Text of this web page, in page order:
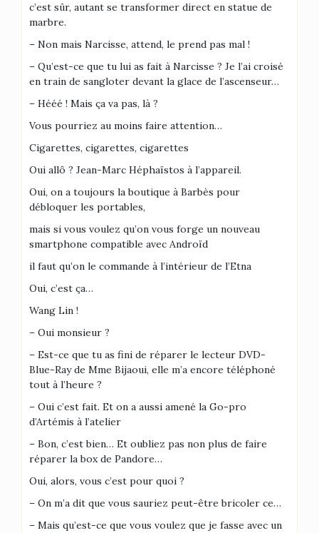
c’est sûr, autant se transformer direct en statue de
marbre.
– Non mais Narcisse, attend, le prend pas mal !
– Qu’est-ce que tu lui as fait à Narcisse ? Je l’ai croisé
en train de sangloter devant la glace de l’ascenseur…
– Hééé ! Mais ça va pas, là ?
Vous pourriez au moins faire attention…
Cigarettes, cigarettes, cigarettes
Oui allô ? Jean-Marc Héphaïstos à l’appareil.
Oui, on a toujours la boutique à Barbès pour
débloquer les portables,
mais si vous voulez qu’on vous forge un nouveau
smartphone compatible avec Androïd
il faut qu’on le commande à l’intérieur de l’Etna
Oui, c’est ça…
Wang Lin !
– Oui monsieur ?
– Est-ce que tu as fini de réparer le lecteur DVD-
Blue-Ray de Mme Bijaoui, elle m’a encore téléphoné
tout à l’heure ?
– Oui c’est fait. Et on a aussi amené la Go-pro
d’Artémis à l’atelier
– Bon, c’est bien… Et oubliez pas non plus de faire
réparer la box de Pandore…
Oui, alors, vous c’est pour quoi ?
– On m’a dit que vous sauriez peut-être bricoler ce…
– Mais qu’est-ce que vous voulez que je fasse avec un